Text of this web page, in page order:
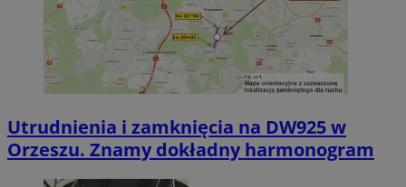
Utrudnienia i zamknięcia na DW925 w
Orzeszu. Znamy dokładny harmonogram